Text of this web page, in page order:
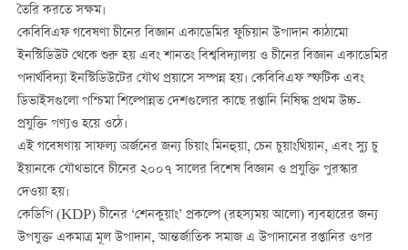
তৈরি করতে সক্ষম।
কেবিবিএফ গবেষণা চীনের বিজ্ঞান একাডেমির ফুচিয়ান উপাদান কাঠামো
ইনস্টিডিউট থেকে শুরু হয় এবং শানতং বিশ্ববিদ্যালয় ও চীনের বিজ্ঞান একাডেমির
পদার্থবিদ্যা ইনস্টিডিউটের যৌথ প্রয়াসে সম্পন্ন হয়। কেবিবিএফ স্ফটিক এবং
ডিভাইসগুলো পশ্চিমা শিল্পোন্নত দেশগুলোর কাছে রপ্তানি নিষিদ্ধ প্রথম উচ্চ-
প্রযুক্তি পণ্যও হয়ে ওঠে।
এই গবেষণায় সাফল্য অর্জনের জন্য চিয়াং মিনহুয়া, চেন চুয়াংথিয়ান, এবং স্যু চু
ইয়ানকে যৌথভাবে চীনের ২০০৭ সালের বিশেষ বিজ্ঞান ও প্রযুক্তি পুরস্কার
দেওয়া হয়।
কেডিপি (KDP) চীনের ‘শেনকুয়াং’ প্রকল্পে (রহস্যময় আলো) ব্যবহারের জন্য
উপযুক্ত একমাত্র মূল উপাদান, আন্তর্জাতিক সমাজ এ উপাদানের রপ্তানির ওপর